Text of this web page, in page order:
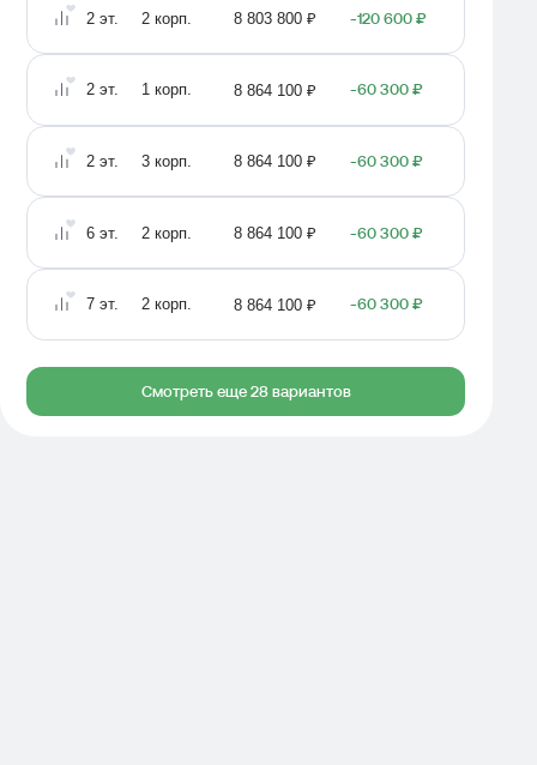
2 эт. 2корп. 8 803 800 ₽ -120 600 ₽
2 эт. 1корп. 8 864 100 ₽ -60 300 ₽
2 эт. 3корп. 8 864 100 ₽ -60 300 ₽
6 эт. 2корп. 8 864 100 ₽ -60 300 ₽
7 эт. 2корп. 8 864 100 ₽ -60 300 ₽
Смотреть еще 28 вариантов